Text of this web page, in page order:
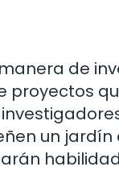
de
proyectos
un jardín